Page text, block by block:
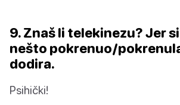
9. Znaš li telekinezu? Jer
nešto pokrenuo/
dodira.
Psihički!